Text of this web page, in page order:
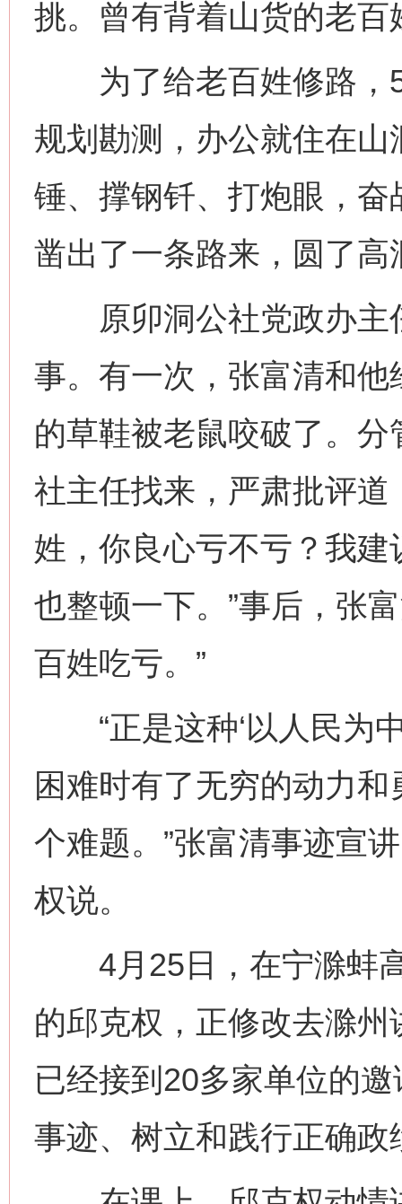
挑。曾有背着山货的老
为了给老百姓修路，
规划勘测，办公就住在
锤、撑钢钎、打炮眼，
凿出了一条路来，圆了
原卯洞公社党政办主
事。有一次，张富清和
的草鞋被老鼠咬破了。
社主任找来，严肃批评道
姓，你良心亏不亏？我
也整顿一下。”事后，张
百姓吃亏。”
“正是这种‘以人民为中
困难时有了无穷的动力
个难题。”张富清事迹宣
权说。
4月25日，在宁滁蚌高
的邱克权，正修改去滁
已经接到20多家单位的
事迹、树立和践行正确政